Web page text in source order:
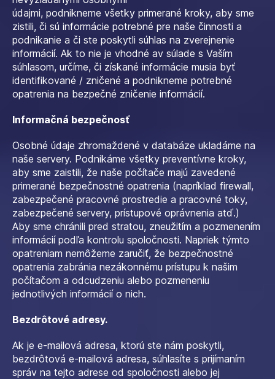
údajmi, podnikneme všetky primerané kroky, aby sme
zistili, či sú informácie potrebné pre naše činnosti a
podnikanie a či ste poskytli súhlas na zverejnenie
informácií. Ak to nie je vhodné av súlade s Vaším
súhlasom, určíme, či získané informácie musia byť
identifikované / zničené a podnikneme potrebné
opatrenia na bezpečné zničenie informácií.
Informačná bezpečnosť
Osobné údaje zhromaždené v databáze ukladáme na
naše servery. Podnikáme všetky preventívne kroky,
aby sme zaistili, že naše počítače majú zavedené
primerané bezpečnostné opatrenia (napríklad firewall,
zabezpečené pracovné prostredie a pracovné toky,
zabezpečené servery, prístupové oprávnenia atď.)
Aby sme chránili pred stratou, zneužitím a pozmenením
informácií podľa kontrolu spoločnosti. Napriek týmto
opatreniam nemôžeme zaručiť, že bezpečnostné
opatrenia zabránia nezákonnému prístupu k našim
počítačom a odcudzeniu alebo pozmeneniu
jednotlivých informácií o nich.
Bezdrôtové adresy.
Ak je e-mailová adresa, ktorú ste nám poskytli,
bezdrôtová e-mailová adresa, súhlasíte s prijímaním
správ na tejto adrese od spoločnosti alebo jej